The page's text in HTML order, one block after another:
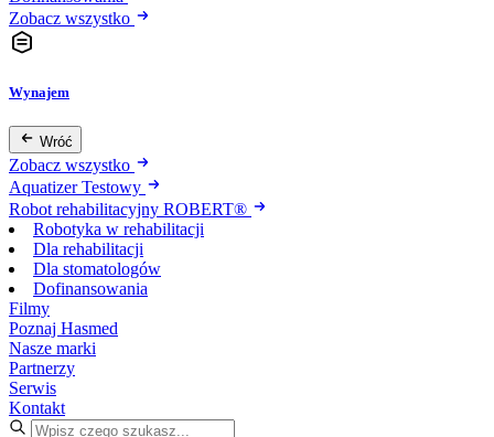
Zobacz wszystko
Wynajem
Wróć
Zobacz wszystko
Aquatizer Testowy
Robot rehabilitacyjny ROBERT®
Robotyka w rehabilitacji
Dla rehabilitacji
Dla stomatologów
Dofinansowania
Filmy
Poznaj Hasmed
Nasze marki
Partnerzy
Serwis
Kontakt